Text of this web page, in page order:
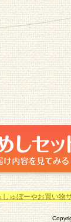
しゅぼーやお買い物